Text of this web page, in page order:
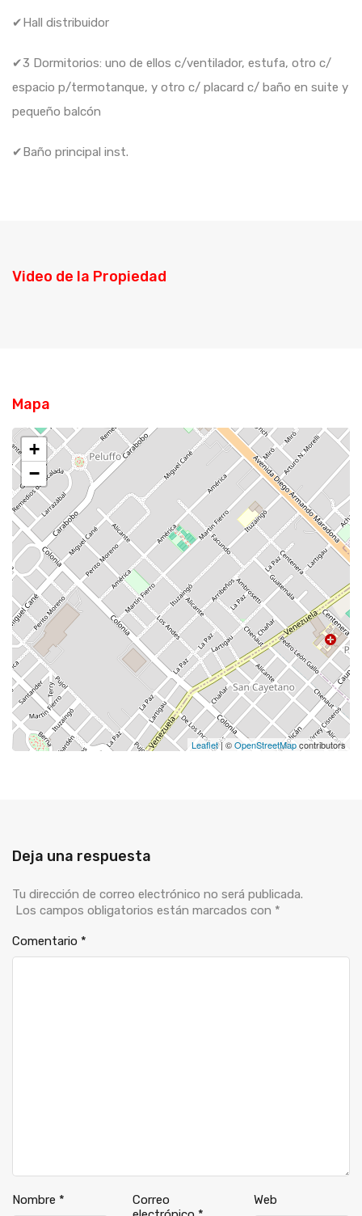
✔Hall distribuidor
✔3 Dormitorios: uno de ellos c/ventilador, estufa, otro c/
espacio p/termotanque, y otro c/ placard c/ baño en suite y
pequeño balcón
✔Baño principal inst.
Video de la Propiedad
Filmacion
Mapa
+
−
Leaflet| ©OpenStreetMapcontributors
Deja una respuesta
Tu dirección de correo electrónico no será publicada.
Los campos obligatorios están marcados con *
Comentario *
Nombre *
Correo
Web